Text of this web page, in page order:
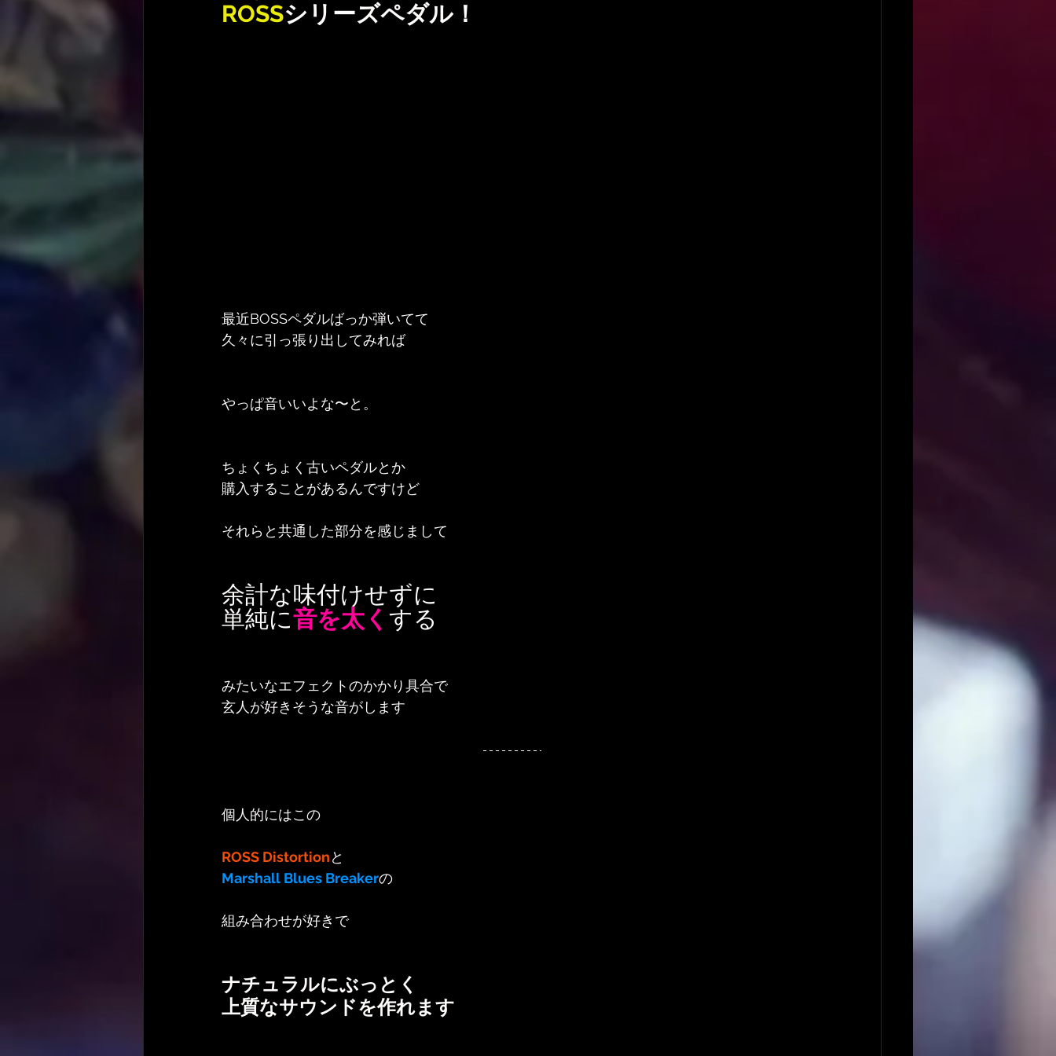
ROSSシリーズペダル！
最近BOSSペダルばっか弾いてて
久々に引っ張り出してみれば
やっぱ音いいよな〜と。
ちょくちょく古いペダルとか
購入することがあるんですけど
それらと共通した部分を感じまして
余計な味付けせずに
単純に音を太く する
みたいなエフェクトのかかり具合で
玄人が好きそうな音がします
個人的にはこの
ROSS Distortionと
Marshall Blues Breakerの
組み合わせが好きで
ナチュラルにぶっとく
上質なサウンドを作れます